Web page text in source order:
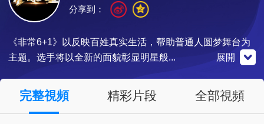
《非常6+1》以反映百姓真实生活，帮助普通人圆梦舞台为
主题。选手将以全新的面貌彰显明星般...
央視影音
展開
分享到：
完整視頻 精彩片段 全部視頻